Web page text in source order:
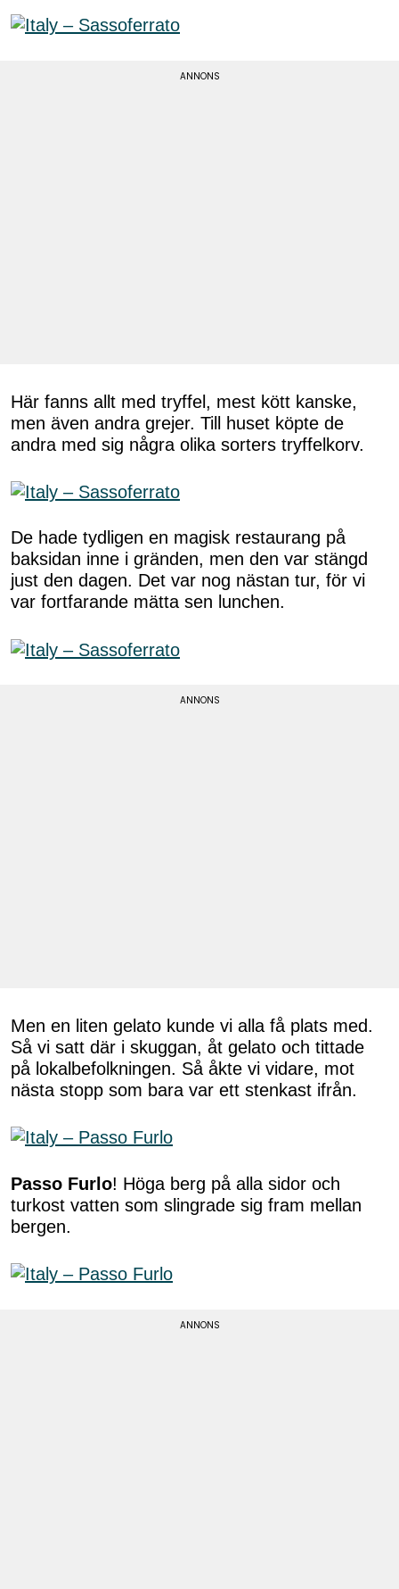
Här fanns allt med tryffel, mest kött kanske,
men även andra grejer. Till huset köpte de
andra med sig några olika sorters tryffelkorv.
De hade tydligen en magisk restaurang på
baksidan inne i gränden, men den var stängd
just den dagen. Det var nog nästan tur, för vi
var fortfarande mätta sen lunchen.
Men en liten gelato kunde vi alla få plats med.
Så vi satt där i skuggan, åt gelato och tittade
på lokalbefolkningen. Så åkte vi vidare, mot
nästa stopp som bara var ett stenkast ifrån.
Passo Furlo! Höga berg på alla sidor och
turkost vatten som slingrade sig fram mellan
bergen.